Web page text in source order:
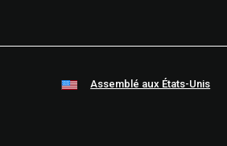
Assemblé aux États-Unis